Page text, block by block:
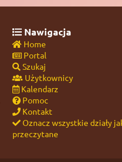
Nawigacja
Home
Portal
Szukaj
Użytkownicy
Kalendarz
Pomoc
Kontakt
Oznacz wszystkie działy
przeczytane